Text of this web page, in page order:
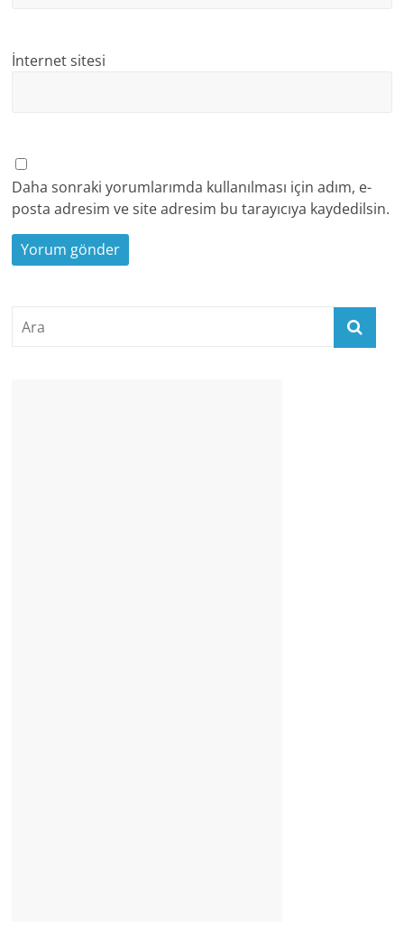
İnternet sitesi
Daha sonraki yorumlarımda kullanılması için adım, e-
posta adresim ve site adresim bu tarayıcıya kaydedilsin.